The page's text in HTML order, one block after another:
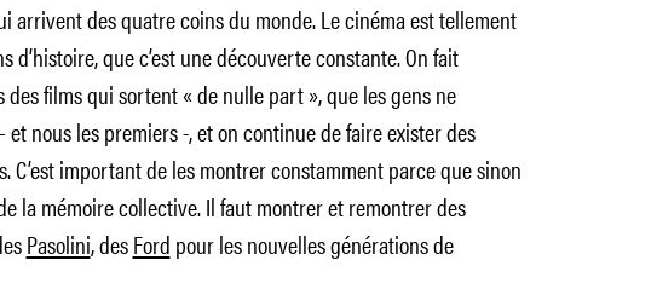
arrivent des quatre coins du monde. Le cinéma est tellement
d’histoire, que c’est une découverte constante. On fait
films qui sortent « de nulle part », que les gens ne
et nous les premiers -, et on continue de faire exister des
C’est important de les montrer constamment parce que sinon
la mémoire collective. Il faut montrer et remontrer des
Pasolini, desFord pour les nouvelles générations de